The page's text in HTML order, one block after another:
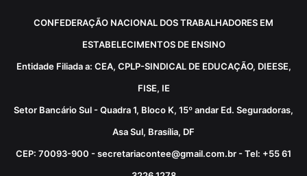
CONFEDERAÇÃO NACIONAL DOS TRABALHADORES EM
ESTABELECIMENTOS DE ENSINO
Entidade Filiada a: CEA, CPLP-SINDICAL DE EDUCAÇÃO, DIEESE,
FISE, IE
Setor Bancário Sul - Quadra 1, Bloco K, 15º andar Ed. Seguradoras,
Asa Sul, Brasília, DF
CEP: 70093-900 - secretariacontee@gmail.com.br - Tel: +55 61